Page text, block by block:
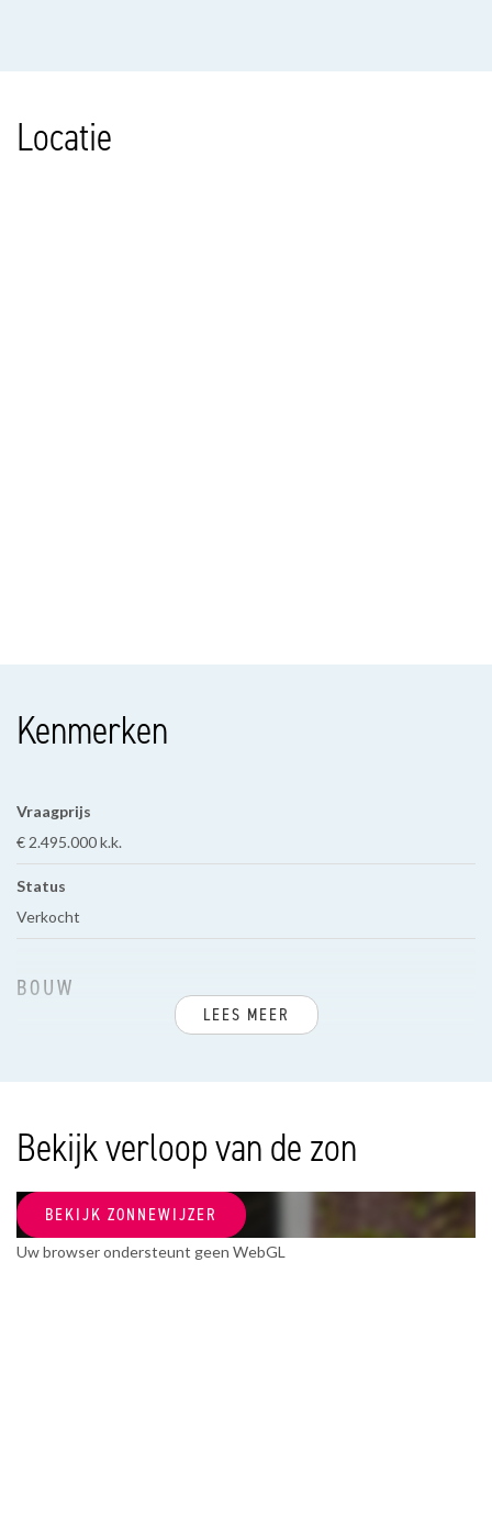
Locatie
Kenmerken
Vraagprijs
€ 2.495.000 k.k.
Status
Verkocht
BOUW
1963
Onderhoud binnen
Goed
LEES MEER
Bekijk verloop van de zon
BEKIJK ZONNEWIJZER
Uw browser ondersteunt geen WebGL